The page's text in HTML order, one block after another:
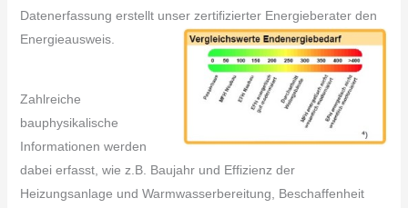
Datenerfassung erstellt unser zertifizierter Energieberater den
Energieausweis.
Zahlreiche
bauphysikalische
Informationen werden
dabei erfasst, wie z.B. Baujahr und Effizienz der
Heizungsanlage und Warmwasserbereitung, Beschaffenheit